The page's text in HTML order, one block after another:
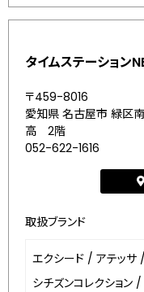
タイムステーション
〒459-8016
愛知県 名古屋市 緑区
高 2階
052-622-1616
取扱ブランド
エクシード / アテッサ /
シチズンコレクション /